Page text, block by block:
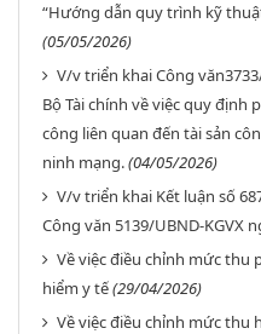
“Hướng dẫn quy trình kỹ
(05/05/2026)
V/v triển khai Công
Bộ Tài chính về việc quy định
công liên quan đến tài sản
ninh mạng.(04/05/2026)
V/v triển khai Kết luận số
Công văn 5139/UBND-KGVX
Về việc điều chỉnh mức thu
hiểm y tế(29/04/2026)
Về việc điều chỉnh mức thu